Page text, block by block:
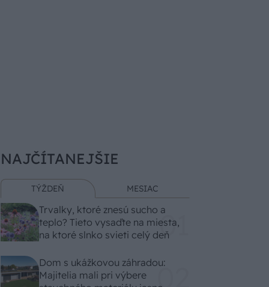
NAJČÍTANEJŠIE
TÝŽDEŇ MESIAC
Trvalky, ktoré znesú sucho a
teplo? Tieto vysaďte na miesta,
na ktoré slnko svieti celý deň
Dom s ukážkovou záhradou:
Majitelia mali pri výbere